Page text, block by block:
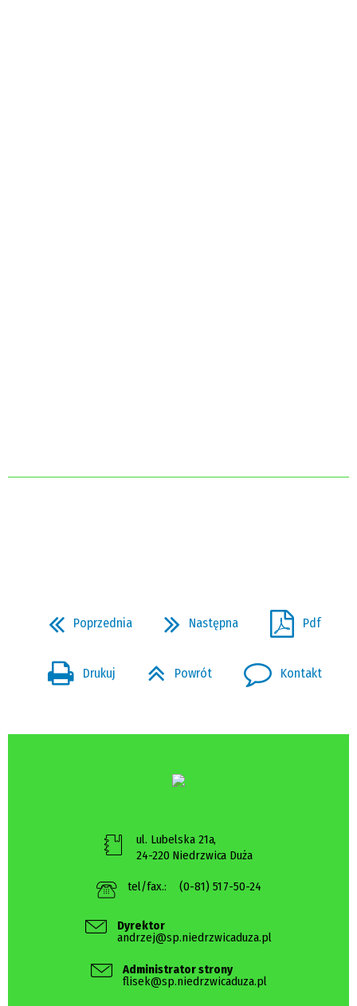
Poprzednia Następna Pdf
Drukuj Powrót Kontakt
ul. Lubelska 21a,
24-220 Niedrzwica Duża
tel/fax.: (0-81) 517-50-24
Dyrektor
andrzej@sp.niedrzwicaduza.pl
Administrator strony
flisek@sp.niedrzwicaduza.pl